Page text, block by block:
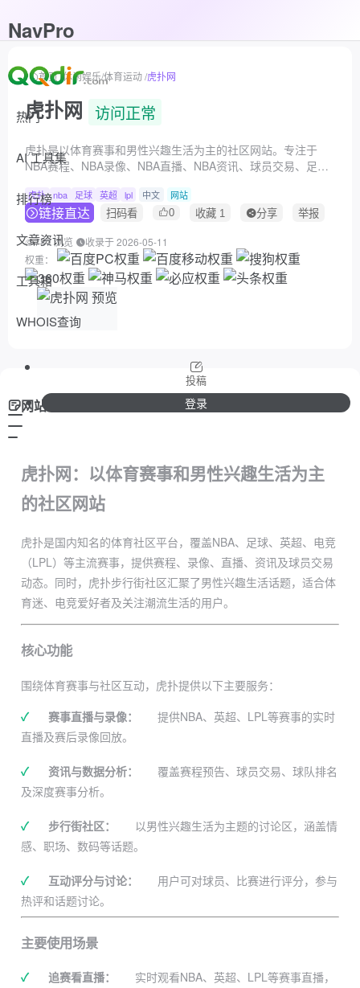
NavPro
热门
AI 工具集
排行榜
文章资讯
工具箱
WHOIS查询
投稿
登录
首页/休闲娱乐/体育运动/虎扑网
虎扑网 访问正常
虎扑是以体育赛事和男性兴趣生活为主的社区网站。专注于
NBA赛程、NBA录像、NBA直播、NBA资讯、球员交易、足
步行街社区服务。
虎扑 nba 足球 英超 lpl 中文 网站
链接直达 扫码看 0 收藏 1 分享 举报
787 浏览
收录于 2026-05-11
权重：
网站介绍
虎扑网：以体育赛事和男性兴趣生活为主
的社区网站
虎扑是国内知名的体育社区平台，覆盖NBA、足球、英超、电竞
（LPL）等主流赛事，提供赛程、录像、直播、资讯及球员交易
动态。同时，虎扑步行街社区汇聚了男性兴趣生活话题，适合体
育迷、电竞爱好者及关注潮流生活的用户。
核心功能
围绕体育赛事与社区互动，虎扑提供以下主要服务：
✓
赛事直播与录像：
提供NBA、英超、LPL等赛事的实时
直播及赛后录像回放。
✓ 资讯与数据分析：
覆盖赛程预告、球员交易、球队排名
及深度赛事分析。
✓ 步行街社区：
以男性兴趣生活为主题的讨论区，涵盖情
感、职场、数码等话题。
✓ 互动评分与讨论：
用户可对球员、比赛进行评分，参与
热评和话题讨论。
主要使用场景
✓ 追赛看直播：
实时观看NBA、英超、LPL等赛事直播，